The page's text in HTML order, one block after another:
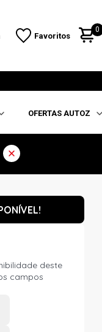
Favoritos
0
OFERTAS AUTOZ
deste
campos